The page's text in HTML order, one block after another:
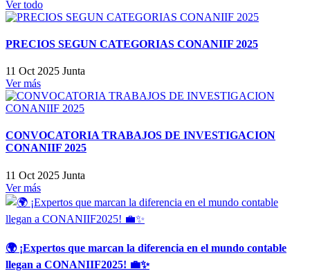
Ver todo
PRECIOS SEGUN CATEGORIAS CONANIIF 2025
11 Oct 2025 Junta
Ver más
CONVOCATORIA TRABAJOS DE INVESTIGACION
CONANIIF 2025
11 Oct 2025 Junta
Ver más
🌍 ¡Expertos que marcan la diferencia en el mundo contable
llegan a CONANIIF2025! 💼✨